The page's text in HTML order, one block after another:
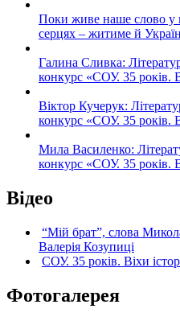
Поки живе наше слово у
серцях – житиме й
Галина Сливка:
конкурс «СОУ. 35 років.
Віктор Кучерук:
конкурс «СОУ. 35 років.
Мила Василенко:
конкурс «СОУ. 35 років.
Відео
“Мій брат”, слова
Валерія Козупиці
СОУ. 35 років. Віхи
Фотогалерея